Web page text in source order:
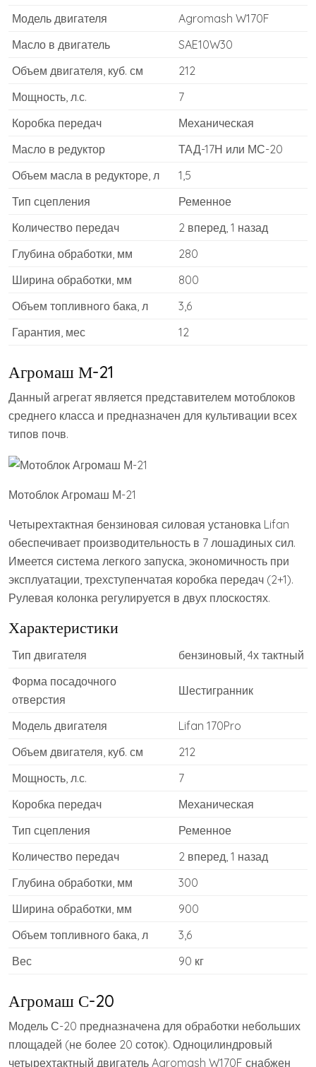
Модель двигателя
Agromash W170F
Масло в двигатель
SAE10W30
Объем двигателя, куб. см
212
Мощность, л.с.
7
Коробка передач
Механическая
Масло в редуктор
ТАД-17Н или МС-20
Объем масла в редукторе, л
1,5
Тип сцепления
Ременное
Количество передач
2 вперед, 1 назад
Глубина обработки, мм
280
Ширина обработки, мм
800
Объем топливного бака, л
3,6
Гарантия, мес
12
Агромаш М-21
Данный агрегат является представителем мотоблоков
среднего класса и предназначен для культивации всех
типов почв.
Мотоблок Агромаш М-21
Четырехтактная бензиновая силовая установка Lifan
обеспечивает производительность в 7 лошадиных сил.
Имеется система легкого запуска, экономичность при
эксплуатации, трехступенчатая коробка передач (2+1).
Рулевая колонка регулируется в двух плоскостях.
Характеристики
Тип двигателя
бензиновый, 4х тактный
Форма посадочного
отверстия
Шестигранник
Модель двигателя
Lifan 170Pro
Объем двигателя, куб. см
212
Мощность, л.с.
7
Коробка передач
Механическая
Тип сцепления
Ременное
Количество передач
2 вперед, 1 назад
Глубина обработки, мм
300
Ширина обработки, мм
900
Объем топливного бака, л
3,6
Вес
90 кг
Агромаш С-20
Модель С-20 предназначена для обработки небольших
площадей (не более 20 соток). Одноцилиндровый
четырехтактный двигатель Agromash W170F снабжен